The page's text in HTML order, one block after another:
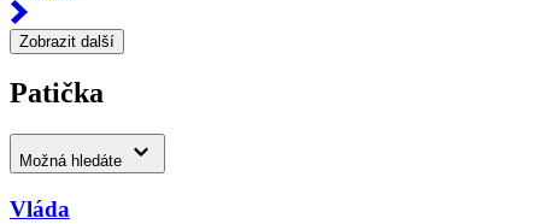
Zobrazit další
Patička
Možná hledáte
Vláda